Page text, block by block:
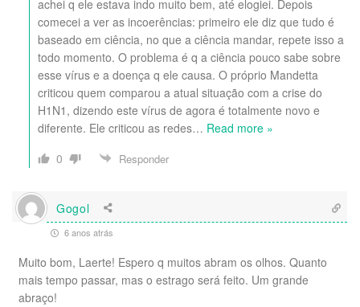
achei q ele estava indo muito bem, até elogiei. Depois
comecei a ver as incoerências: primeiro ele diz que tudo é
baseado em ciência, no que a ciência mandar, repete isso a
todo momento. O problema é q a ciência pouco sabe sobre
esse vírus e a doença q ele causa. O próprio Mandetta
criticou quem comparou a atual situação com a crise do
H1N1, dizendo este vírus de agora é totalmente novo e
diferente. Ele criticou as redes… Read more »
0
Responder
Gogol
6 anos atrás
Muito bom, Laerte! Espero q muitos abram os olhos. Quanto
mais tempo passar, mas o estrago será feito. Um grande
abraço!